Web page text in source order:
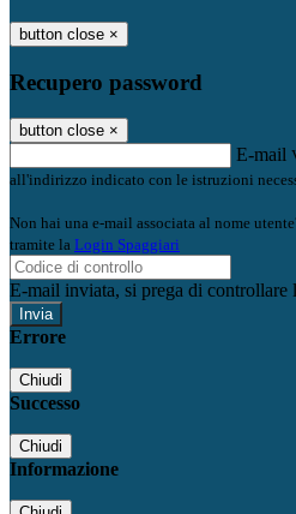
button close ×
Recupero password
button close ×
E-mail
all'indirizzo indicato con le istruzioni
Non hai una e-mail associata al nome
tramite la Login Spaggiari
E-mail inviata, si prega di controllare
Errore
Chiudi
Successo
Chiudi
Informazione